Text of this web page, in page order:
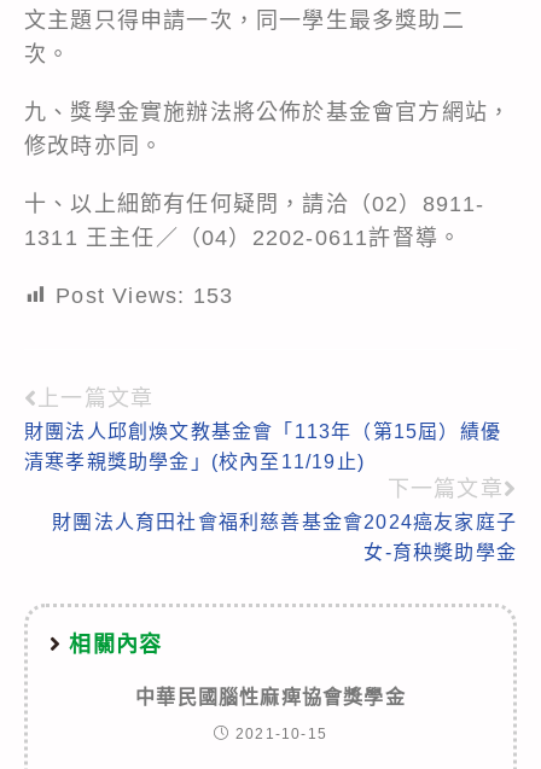
文主題只得申請一次，同一學生最多獎助二
次。
九、獎學金實施辦法將公佈於基金會官方網站，
修改時亦同。
十、以上細節有任何疑問，請洽（02）8911-
1311 王主任／（04）2202-0611許督導。
Post Views: 153
Read
more
上一篇文章
財團法人邱創煥文教基金會「113年（第15屆）績優
清寒孝親獎助學金」(校內至11/19止)
下一篇文章
財團法人育田社會福利慈善基金會2024癌友家庭子
女-育秧奬助學金
相關內容
中華民國腦性麻痺協會獎學金
2021-10-15